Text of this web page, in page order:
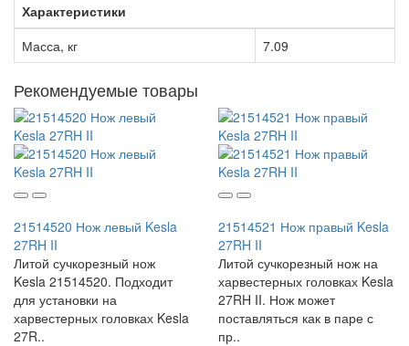
Характеристики
Масса, кг
7.09
Рекомендуемые товары
21514520 Нож левый Kesla
27RH II
Литой сучкорезный нож
Kesla 21514520. Подходит
для установки на
харвестерных головках Kesla
27R..
21514521 Нож правый Kesla
27RH II
Литой сучкорезный нож на
харвестерных головках Kesla
27RH II. Нож может
поставляться как в паре с
пр..